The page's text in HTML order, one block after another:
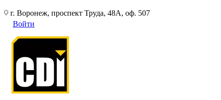
г. Воронеж, проспект Труда, 48А, оф. 507
Войти